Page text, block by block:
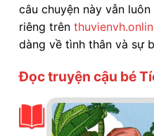
câu chuyện này vẫn
riêng trên
dàng về tình thân và sự
Đọc truyện cậu bé